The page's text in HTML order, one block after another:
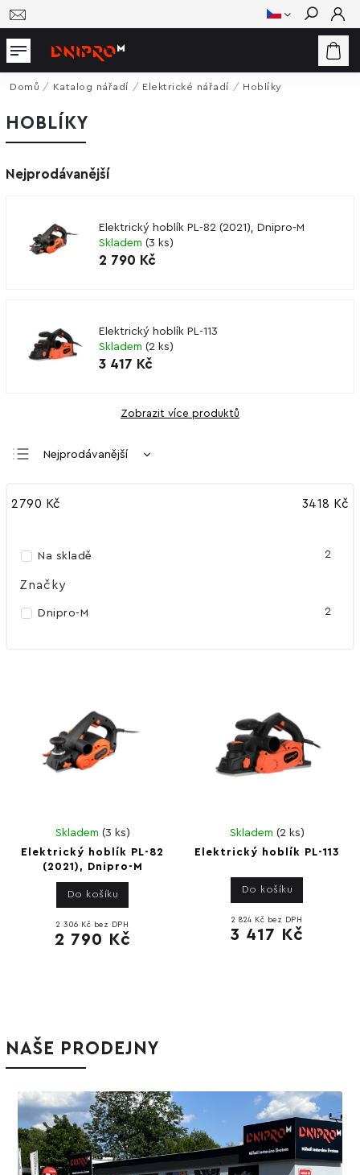
Hledat
Domů / Katalog nářadí / Elektrické nářadí / Hoblíky
HOBLÍKY
Nejprodávanější
Elektrický hoblík PL-82 (2021), Dnipro-M
Skladem (3 ks)
2 790 Kč
Elektrický hoblík PL-113
Skladem (2 ks)
3 417 Kč
Zobrazit více produktů
Nejprodávanější
Nejdražší
2790 Kč 3418 Kč
Na skladě 2
Značky
Dnipro-M 2
Elektrický hoblík PL-82
(2021), Dnipro-M
Skladem (3 ks)
2 306 Kč bez DPH
2 790 Kč
Do košíku
Elektrický hoblík PL-113
Skladem (2 ks)
2 824 Kč bez DPH
3 417 Kč
Do košíku
NAŠE PRODEJNY